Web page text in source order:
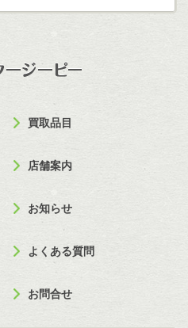
買取品目
店舗案内
お知らせ
よくある質問
お問合せ